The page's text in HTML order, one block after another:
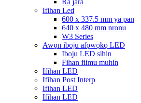
Ra jara
Ifihan Led
600 x 337.5 mm ya pan
640 x 480 mm nronu
W3 Series
Awọn iboju afọwọkọ LED
Iboju LED sihin
Fihan fiimu muhin
Ifihan LED
Ifihan Post Interp
Ifihan LED
Ifihan LED